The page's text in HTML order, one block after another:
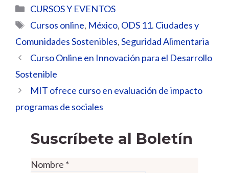
Categorías
CURSOS Y EVENTOS
Etiquetas
Cursos online, México, ODS 11. Ciudades y
Comunidades Sostenibles,Seguridad Alimentaria
Curso Online en Innovación para el Desarrollo
Sostenible
MIT ofrece curso en evaluación de impacto
programas de sociales
Suscríbete al Boletín
Nombre *